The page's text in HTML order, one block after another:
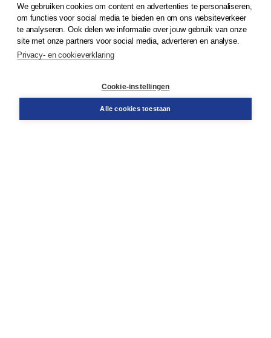
© 2026Koninklijke Boom uitgevers
Klantenservice
Service & informatie
Contact
We gebruiken cookies om content en advertenties te personaliseren,
om functies voor social media te bieden en om ons websiteverkeer
te analyseren. Ook delen we informatie over jouw gebruik van onze
site met onze partners voor social media, adverteren en analyse.
Privacy- en cookieverklaring
Cookie-instellingen
Alle cookies toestaan